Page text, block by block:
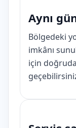
Aynı
Bölgedeki
imkânı
için